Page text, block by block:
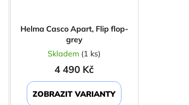
Helma Casco Apart, Flip flop-
grey
Skladem (1 ks)
4 490 Kč
ZOBRAZIT VARIANTY